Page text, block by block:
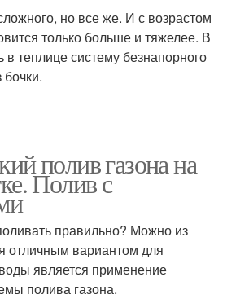
но все же. И с возрастом
только больше и тяжелее. В
в теплице систему безнапорного
бочки.
полив газона на
Полив с
правильно? Можно из
отличным вариантом для
является применение
полива газона.